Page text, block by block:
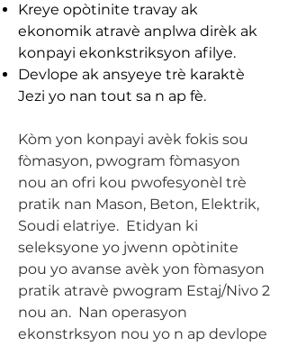
Kreye opòtinite travay ak
ekonomik atravè anplwa dirèk ak
konpayi ekonkstriksyon afilye.
Devlope ak ansyeye trè karaktè
Jezi yo nan tout sa n ap fè.
Kòm yon konpayi avèk fokis sou
fòmasyon, pwogram fòmasyon
nou an ofri kou pwofesyonèl trè
pratik nan Mason, Beton, Elektrik,
Soudi elatriye. Etidyan ki
seleksyone yo jwenn opòtinite
pou yo avanse avèk yon fòmasyon
pratik atravè pwogram Estaj/Nivo 2
nou an. Nan operasyon
ekonstrksyon nou yo n ap devlope